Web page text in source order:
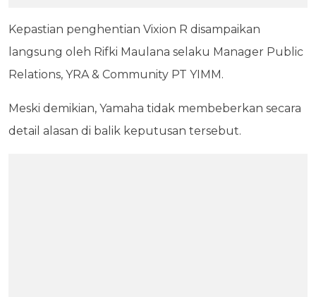
Kepastian penghentian Vixion R disampaikan
langsung oleh Rifki Maulana selaku Manager Public
Relations, YRA & Community PT YIMM.
Meski demikian, Yamaha tidak membeberkan secara
detail alasan di balik keputusan tersebut.